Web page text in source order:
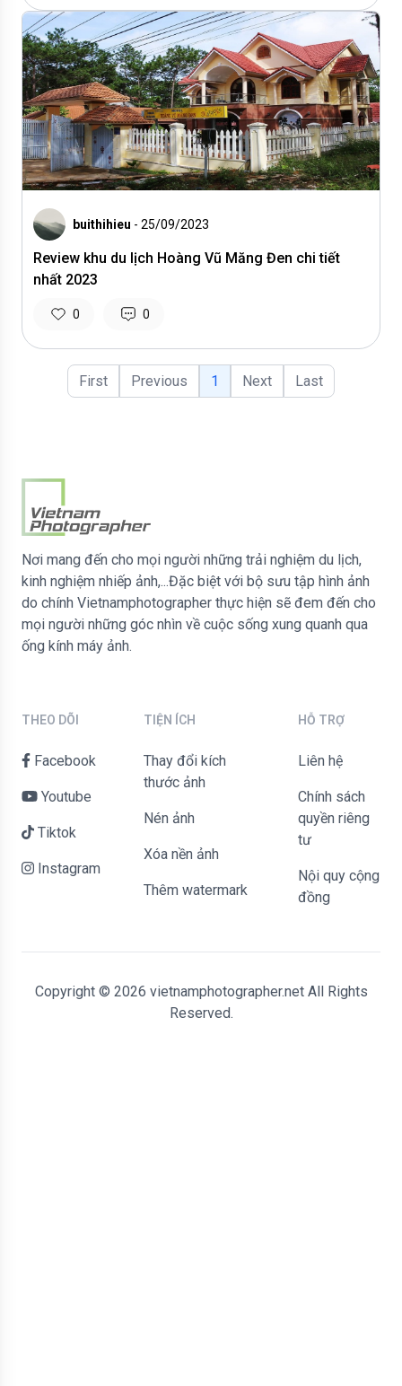
buithihieu - 25/09/2023
Review khu du lịch Hoàng Vũ Măng Đen chi tiết
nhất 2023
0 0
First Previous 1 Next Last
Nơi mang đến cho mọi người những trải nghiệm du lịch,
kinh nghiệm nhiếp ảnh,...Đặc biệt với bộ sưu tập hình ảnh
do chính Vietnamphotographer thực hiện sẽ đem đến cho
mọi người những góc nhìn về cuộc sống xung quanh qua
ống kính máy ảnh.
THEO DÕI
Facebook
Youtube
Tiktok
Instagram
TIỆN ÍCH
Thay đổi kích
thước ảnh
Nén ảnh
Xóa nền ảnh
Thêm watermark
HỖ TRỢ
liên hệ
Chính sách
quyền riêng
tư
Nội quy cộng
đồng
Copyright © 2026 vietnamphotographer.net All Rights
Reserved.